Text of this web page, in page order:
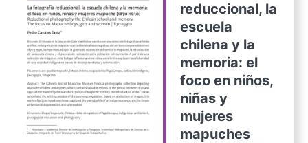
reduccional, la
escuela
chilena y la
memoria: el
foco en niños,
niñas y
mujeres
mapuches